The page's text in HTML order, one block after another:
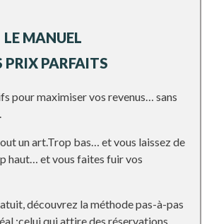
LE MANUEL
PRIX PARFAITS
pour maximiser vos revenus… sans
un art.Trop bas… et vous laissez de
haut… et vous faites fuir vos
découvrez la méthode pas-à-pas
:celui qui attire des réservations